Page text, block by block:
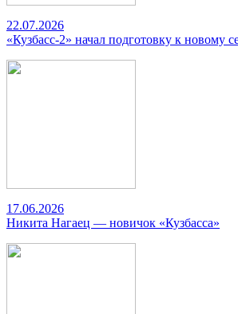
22.07.2026
«Кузбасс-2» начал подготовку к новому
17.06.2026
Никита Нагаец — новичок «Кузбасса»